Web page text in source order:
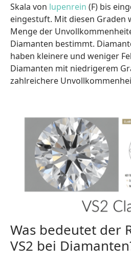
Skala von lupenrein (F) bis
eingestuft. Mit diesen Graden
Menge der
Diamanten bestimmt.
haben kleinere und weniger
Diamanten mit niedrigerem
zahlreichere
Was bedeutet der
VS2 bei